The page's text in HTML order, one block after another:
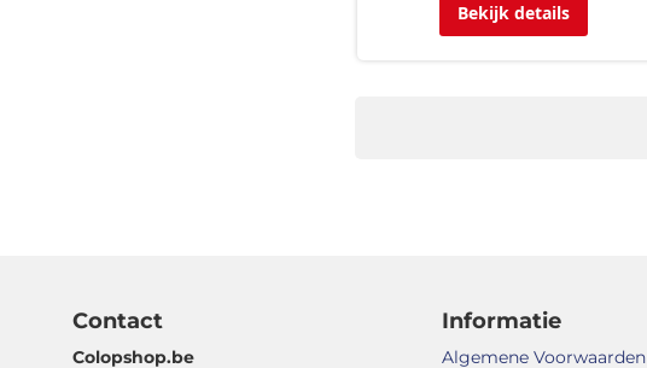
Bekijk details
Contact
Colopshop.be
Informatie
Algemene Voorwaarden